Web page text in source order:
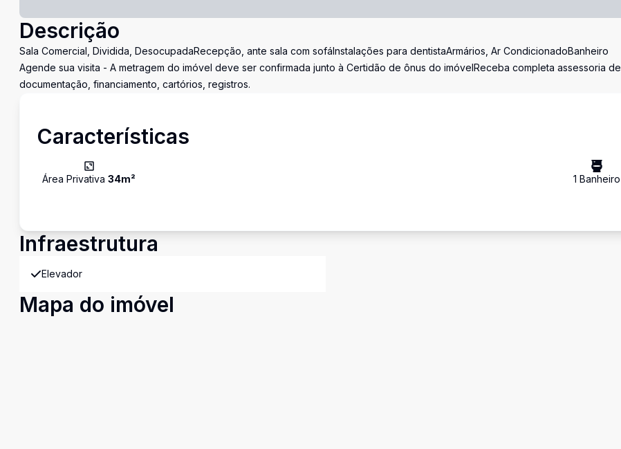
Descrição
Sala Comercial, Dividida, DesocupadaRecepção, ante sala com sofáInstalações para dentistaArmários, Ar CondicionadoBanheiro
Agende sua visita - A metragem do imóvel deve ser confirmada junto à Certidão de ônus do imóvelReceba completa assessoria de
documentação, financiamento, cartórios, registros.
Características
Área Privativa 34m² 1 Banheiro
Infraestrutura
Elevador
Mapa do imóvel